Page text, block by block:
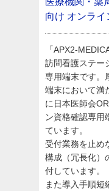
向け オンライ
「APX2-
訪問看護ステー
専用端末です。
端末において満
に日本医師会
ン資格確認専用
ています。
受付業務を止め
構成（冗長化）
付しています。
また導入手順短